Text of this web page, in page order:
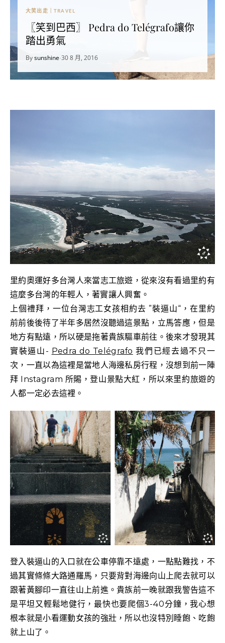
大笑出走｜TRAVEL
〖笑到巴西〗 Pedra do Telégrafo讓你
踏出勇氣
Bysunshine•30 8 月, 2016
里約奧運好多台灣人來當志工旅遊，從來沒有看過里約有
這麼多台灣的年輕人，著實讓人興奮。
上個禮拜，一位台灣志工女孩相約去 ”裝逼山“，在里約
前前後後待了半年多居然沒聽過這景點，立馬答應，但是
地方有點遠，所以硬是拖著貴族驅車前往。後來才發現其
實裝逼山- Pedra do Telégrafo 我們已經去過不只一
次，一直以為這裡是當地人海邊私房行程，沒想到前一陣
拜 Instagram 所賜，登山景點大紅，所以來里約旅遊的
人都一定必去這裡。
登入裝逼山的入口就在公車停靠不遠處，一點點難找，不
過其實條條大路通羅馬，只要背對海邊向山上爬去就可以
跟著黃腳印一直往山上前進。貴族前一晚就跟我警告這不
是平坦又輕鬆地健行，最快也要爬個3-40分鐘，我心想
根本就是小看運動女孩的強壯，所以也沒特別睡飽、吃飽
就上山了。